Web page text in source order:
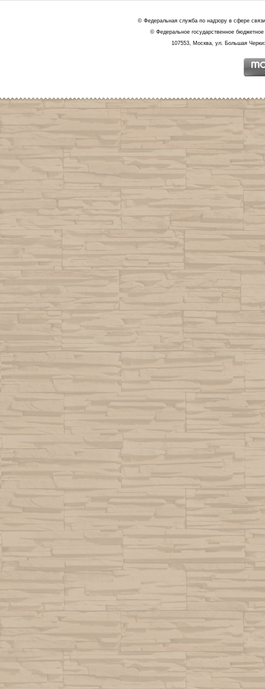
© Федеральная служба по надзору в сфере
© Федеральное государственное
107553, Москва, ул. Большая